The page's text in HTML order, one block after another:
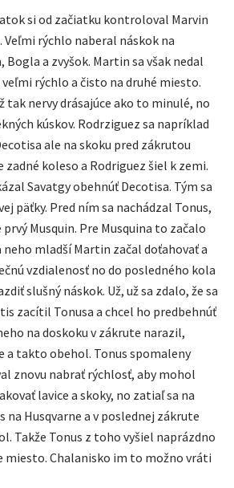
si od začiatku kontroloval Marvin
Veľmi rýchlo naberal náskok na
Bogla a zvyšok. Martin sa však nedal
rýchlo a čisto na druhé miesto.
tak nervy drásajúce ako to minulé, no
kúskov. Rodrziguez sa napríklad
ale na skoku pred zákrutou
koleso a Rodriguez šiel k zemi.
Savatgy obehnúť Decotisa. Tým sa
päťky. Pred ním sa nachádzal Tonus,
Musquin. Pre Musquina to začalo
neho mladší Martin začal doťahovať a
vzdialenosť no do posledného kola
slušný náskok. Už, už sa zdalo, že sa
zacítil Tonusa a chcel ho predbehnúť
na doskoku v zákrute narazil,
takto obehol. Tonus spomaleny
znovu nabrať rýchlosť, aby mohol
lavice a skoky, no zatiaľ sa na
na Husqvarne a v poslednej zákrute
Takže Tonus z toho vyšiel naprázdno
Chalanisko im to možno vráti